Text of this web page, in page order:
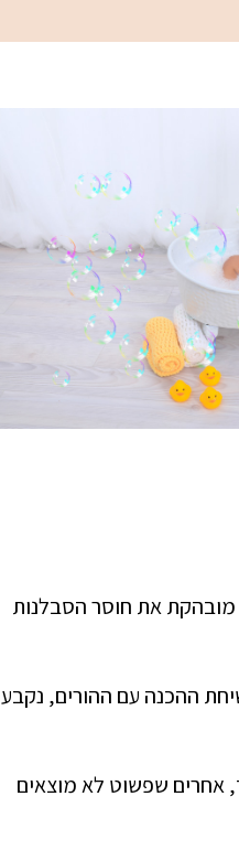
מובהקת את חוסר הסבלנות
ההכנה עם ההורים, נקבע
אחרים שפשוט לא מוצאים